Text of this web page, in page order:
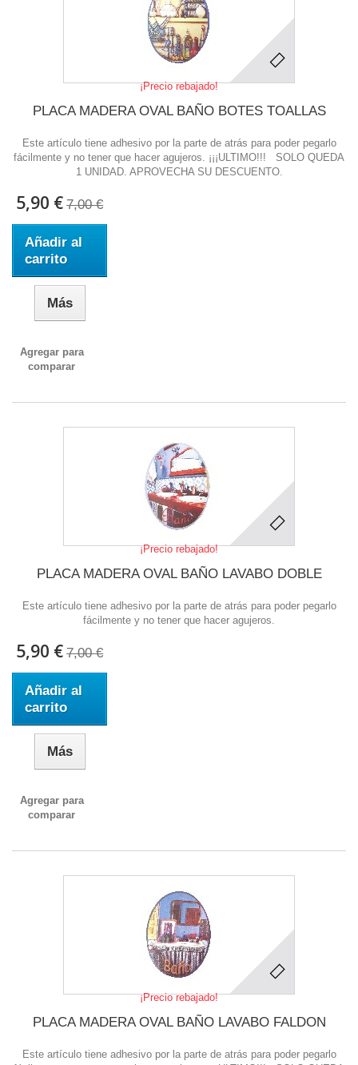
¡Precio rebajado!
PLACA MADERA OVAL BAÑO BOTES TOALLAS
Este artículo tiene adhesivo por la parte de atrás para poder pegarlo
fácilmente y no tener que hacer agujeros. ¡¡¡ULTIMO!!! SOLO QUEDA
1 UNIDAD. APROVECHA SU DESCUENTO.
5,90 € 7,00 €
Añadir al
carrito
Más
Agregar para
comparar
¡Precio rebajado!
PLACA MADERA OVAL BAÑO LAVABO DOBLE
Este artículo tiene adhesivo por la parte de atrás para poder pegarlo
fácilmente y no tener que hacer agujeros.
5,90 € 7,00 €
Añadir al
carrito
Más
Agregar para
comparar
¡Precio rebajado!
PLACA MADERA OVAL BAÑO LAVABO FALDON
Este artículo tiene adhesivo por la parte de atrás para poder pegarlo